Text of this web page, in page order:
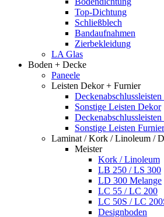
Top-Dichtung
Schließblech
Bandaufnahmen
Zierbekleidung
LA Glas
Boden + Decke
Paneele
Leisten Dekor + Furnier
Sonstige Leisten Dekor
Sonstige Leisten Furnier
Laminat / Kork / Linoleum /
Meister
Kork / Linoleum
LB 250 / LS 300
LD 300 Melange
LC 55 / LC 200
LC 50S / LC
Designboden